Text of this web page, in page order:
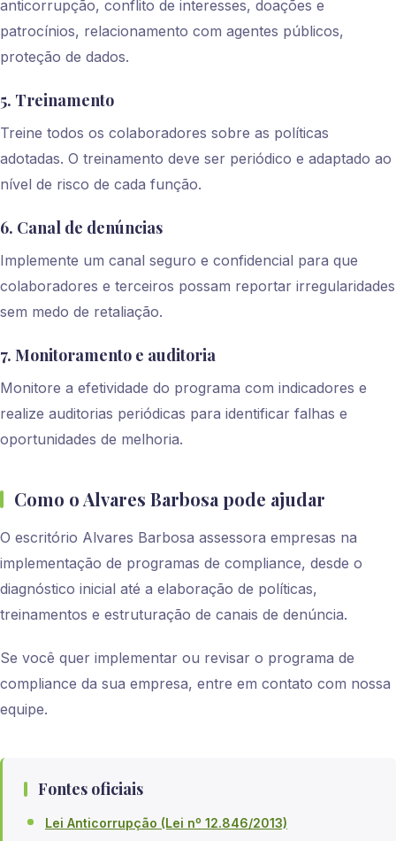
anticorrupção, conflito de interesses, doações e
patrocínios, relacionamento com agentes públicos,
proteção de dados.
5. Treinamento
Treine todos os colaboradores sobre as políticas
adotadas. O treinamento deve ser periódico e adaptado ao
nível de risco de cada função.
6. Canal de denúncias
Implemente um canal seguro e confidencial para que
colaboradores e terceiros possam reportar irregularidades
sem medo de retaliação.
7. Monitoramento e auditoria
Monitore a efetividade do programa com indicadores e
realize auditorias periódicas para identificar falhas e
oportunidades de melhoria.
Como o Alvares Barbosa pode ajudar
O escritório Alvares Barbosa assessora empresas na
implementação de programas de compliance, desde o
diagnóstico inicial até a elaboração de políticas,
treinamentos e estruturação de canais de denúncia.
Se você quer implementar ou revisar o programa de
compliance da sua empresa, entre em contato com nossa
equipe.
Fontes oficiais
Lei Anticorrupção (Lei nº 12.846/2013)